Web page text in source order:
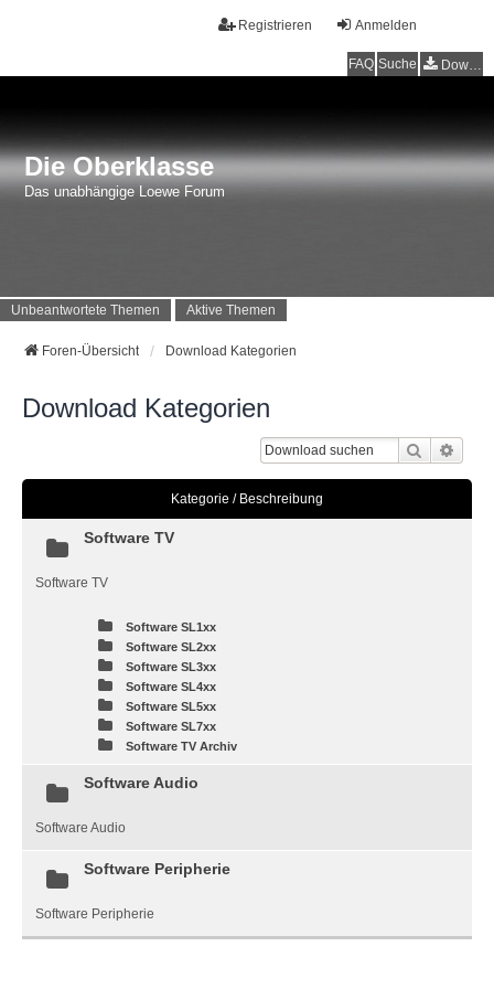
Anmelden
Registrieren
FAQ Suche Downloads
Die Oberklasse
Das unabhängige Loewe Forum
Unbeantwortete Themen Aktive Themen
Foren-Übersicht Download Kategorien
Download Kategorien
Suche
Kategorie / Beschreibung
Software TV
Software TV
Software SL1xx
Software SL2xx
Software SL3xx
Software SL4xx
Software SL5xx
Software SL7xx
Software TV Archiv
Software Audio
Software Audio
Software Peripherie
Software Peripherie